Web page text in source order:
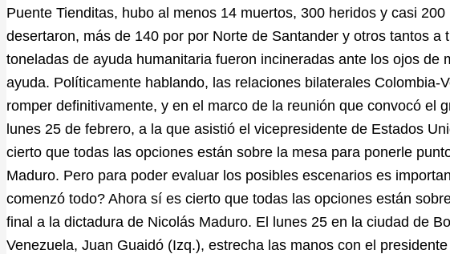
Puente Tienditas, hubo al menos 14 muertos, 300 heridos y casi
desertaron, más de 140 por por Norte de Santander y otros tantos a
toneladas de ayuda humanitaria fueron incineradas ante los ojos de
ayuda. Políticamente hablando, las relaciones bilaterales Colombia-
romper definitivamente, y en el marco de la reunión que convocó el
lunes 25 de febrero, a la que asistió el vicepresidente de Estados
cierto que todas las opciones están sobre la mesa para ponerle
Maduro. Pero para poder evaluar los posibles escenarios es
comenzó todo? Ahora sí es cierto que todas las opciones están
final a la dictadura de Nicolás Maduro. El lunes 25 en la ciudad de
Venezuela, Juan Guaidó (Izq.), estrecha las manos con el